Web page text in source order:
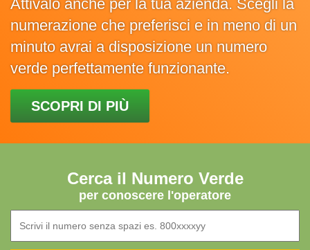
Attivalo anche per la tua azienda. Scegli la
numerazione che preferisci e in meno di un
minuto avrai a disposizione un numero
verde perfettamente funzionante.
SCOPRI DI PIÙ
Cerca il Numero Verde
per conoscere l'operatore